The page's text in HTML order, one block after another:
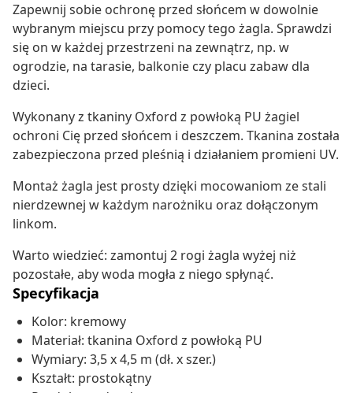
Zapewnij sobie ochronę przed słońcem w dowolnie
wybranym miejscu przy pomocy tego żagla. Sprawdzi
się on w każdej przestrzeni na zewnątrz, np. w
ogrodzie, na tarasie, balkonie czy placu zabaw dla
dzieci.
Wykonany z tkaniny Oxford z powłoką PU żagiel
ochroni Cię przed słońcem i deszczem. Tkanina została
zabezpieczona przed pleśnią i działaniem promieni UV.
Montaż żagla jest prosty dzięki mocowaniom ze stali
nierdzewnej w każdym narożniku oraz dołączonym
linkom.
Warto wiedzieć: zamontuj 2 rogi żagla wyżej niż
pozostałe, aby woda mogła z niego spłynąć.
Specyfikacja
Kolor: kremowy
Materiał: tkanina Oxford z powłoką PU
Wymiary: 3,5 x 4,5 m (dł. x szer.)
Kształt: prostokątny